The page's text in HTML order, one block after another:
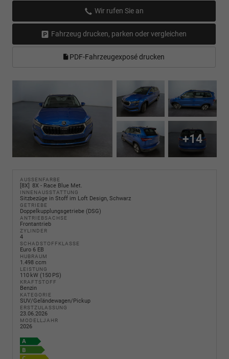
Wir rufen Sie an
Fahrzeug drucken, parken oder vergleichen
PDF-Fahrzeugexposé drucken
+14
AUSSENFARBE
8X 8X - Race Blue Met.
INNENAUSSTATTUNG
Sitzbezüge in Stoff im Loft Design, Schwarz
GETRIEBE
Doppelkupplungsgetriebe (DSG)
ANTRIEBSACHSE
Frontantrieb
ZYLINDER
4
SCHADSTOFFKLASSE
Euro 6 EB
HUBRAUM
1.498 ccm
LEISTUNG
110 kW (150 PS)
KRAFTSTOFF
Benzin
KATEGORIE
SUV/Geländewagen/Pickup
ERSTZULASSUNG
23.06.2026
MODELLJAHR
2026